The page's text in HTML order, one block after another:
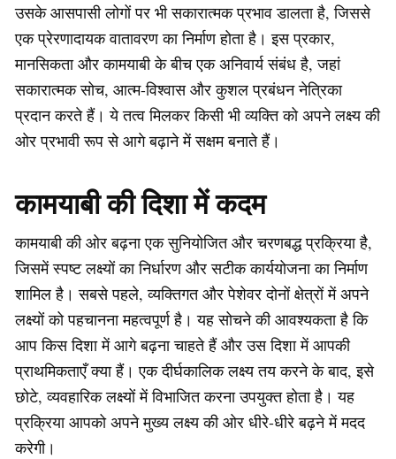
उसके आसपासी लोगों पर भी सकारात्मक प्रभाव डालता है, जिससे
एक प्रेरणादायक वातावरण का निर्माण होता है। इस प्रकार,
मानसिकता और कामयाबी के बीच एक अनिवार्य संबंध है, जहां
सकारात्मक सोच, आत्म-विश्वास और कुशल प्रबंधन नेत्रिका
प्रदान करते हैं। ये तत्व मिलकर किसी भी व्यक्ति को अपने लक्ष्य की
ओर प्रभावी रूप से आगे बढ़ाने में सक्षम बनाते हैं।
कामयाबी की दिशा में कदम
कामयाबी की ओर बढ़ना एक सुनियोजित और चरणबद्ध प्रक्रिया है,
जिसमें स्पष्ट लक्ष्यों का निर्धारण और सटीक कार्ययोजना का निर्माण
शामिल है। सबसे पहले, व्यक्तिगत और पेशेवर दोनों क्षेत्रों में अपने
लक्ष्यों को पहचानना महत्वपूर्ण है। यह सोचने की आवश्यकता है कि
आप किस दिशा में आगे बढ़ना चाहते हैं और उस दिशा में आपकी
प्राथमिकताएँ क्या हैं। एक दीर्घकालिक लक्ष्य तय करने के बाद, इसे
छोटे, व्यवहारिक लक्ष्यों में विभाजित करना उपयुक्त होता है। यह
प्रक्रिया आपको अपने मुख्य लक्ष्य की ओर धीरे-धीरे बढ़ने में मदद
करेगी।